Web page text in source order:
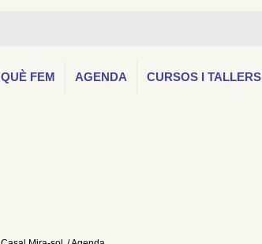
QUÈ FEM AGENDA CURSOS I TALLERS